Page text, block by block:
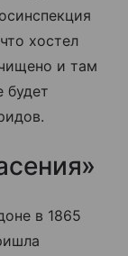
хостел
и там
будет
в 1865